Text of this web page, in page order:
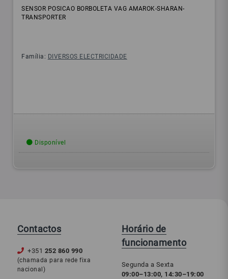
SENSOR POSICAO BORBOLETA VAG AMAROK-SHARAN-
TRANSPORTER
Família: DIVERSOS ELECTRICIDADE
Disponível
Contactos
+351 252 860 990
(chamada para rede fixa
nacional)
Horário de
funcionamento
Segunda a Sexta
09:00–13:00, 14:30–19:00